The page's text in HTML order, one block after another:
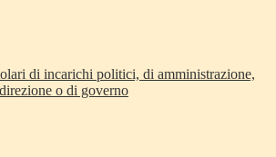
di incarichi politici, di amministrazione,
o di governo